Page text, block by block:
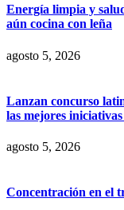
Energía limpia y
aún cocina con leña
agosto 5, 2026
Lanzan concurso
las mejores
agosto 5, 2026
Concentración en el